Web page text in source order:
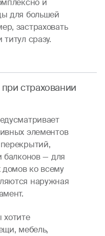
и
для большей
застраховать
сразу.
страховании
элементов
балконов — для
домов ко всему
наружная
хотите
мебель,